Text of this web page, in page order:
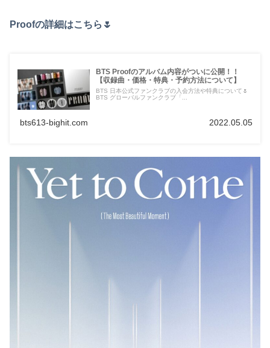
Proofの詳細はこちら🌷
BTS Proofのアルバム内容がついに公開！！
【収録曲・価格・特典・予約方法について】
BTS 日本公式ファンクラブの入会方法や特典について🌷
BTS グローバルファンクラブ「...
bts613-bighit.com 2022.05.05